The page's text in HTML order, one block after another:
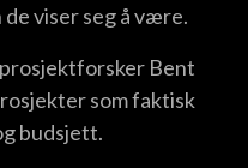
viser seg å være.
Bent
som faktisk
budsjett.